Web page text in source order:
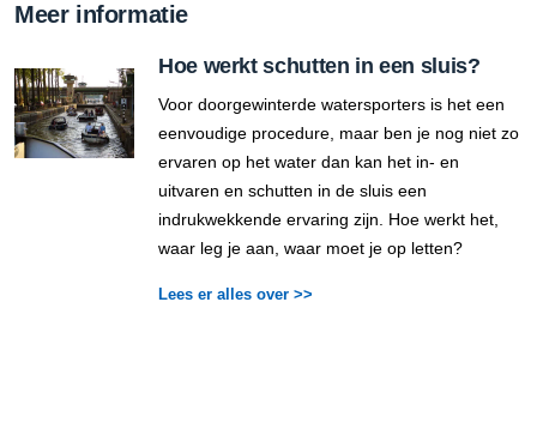
Meer informatie
Hoe werkt schutten in een sluis?
Voor doorgewinterde watersporters is het een
eenvoudige procedure, maar ben je nog niet zo
ervaren op het water dan kan het in- en
uitvaren en schutten in de sluis een
indrukwekkende ervaring zijn. Hoe werkt het,
waar leg je aan, waar moet je op letten?
Lees er alles over >>